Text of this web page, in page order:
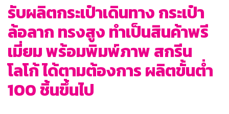
รับผลิตกระเป๋าเดินทาง กระเป๋า
ล้อลาก ทรงสูง ทำเป็นสินค้าพรี
เมี่ยม พร้อมพิมพ์ภาพ สกรีน
โลโก้ ได้ตามต้องการ ผลิตขั้นต่ำ
100 ชิ้นขึ้นไป